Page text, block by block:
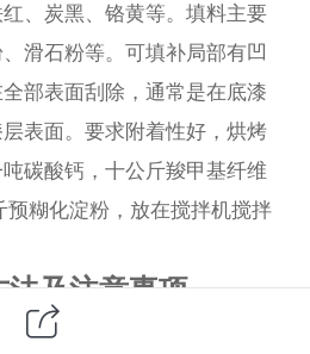
、炭黑、铬黄等。填料主要
滑石粉等。可填补局部有凹
部表面刮除，通常是在底漆
表面。要求附着性好，烘烤
碳酸钙，十公斤羧甲基纤维
预糊化淀粉，放在搅拌机搅拌
及注意事项